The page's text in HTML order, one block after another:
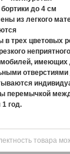
до 4 см
из легкого
в трех цветовых
имеющих
перемычкой
1 год.
товара